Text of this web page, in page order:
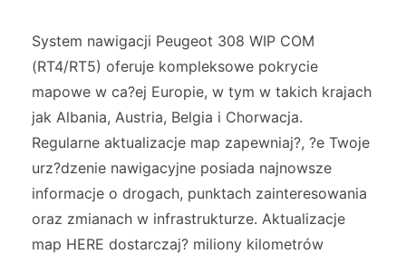
System nawigacji Peugeot 308 WIP COM
(RT4/RT5) oferuje kompleksowe pokrycie
mapowe w ca?ej Europie, w tym w takich krajach
jak Albania, Austria, Belgia i Chorwacja.
Regularne aktualizacje map zapewniaj?, ?e Twoje
urz?dzenie nawigacyjne posiada najnowsze
informacje o drogach, punktach zainteresowania
oraz zmianach w infrastrukturze. Aktualizacje
map HERE dostarczaj? miliony kilometrów